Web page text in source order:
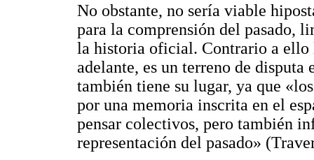
No obstante, no sería viable
para la comprensión del pasado,
la historia oficial. Contrario a ello
adelante, es un terreno de
también tiene su lugar, ya que
por una memoria inscrita en el
pensar colectivos, pero también
representación del pasado»